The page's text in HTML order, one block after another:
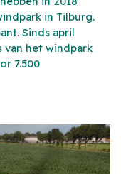
in Tilburg.
Sinds april
van het windpark
7.500